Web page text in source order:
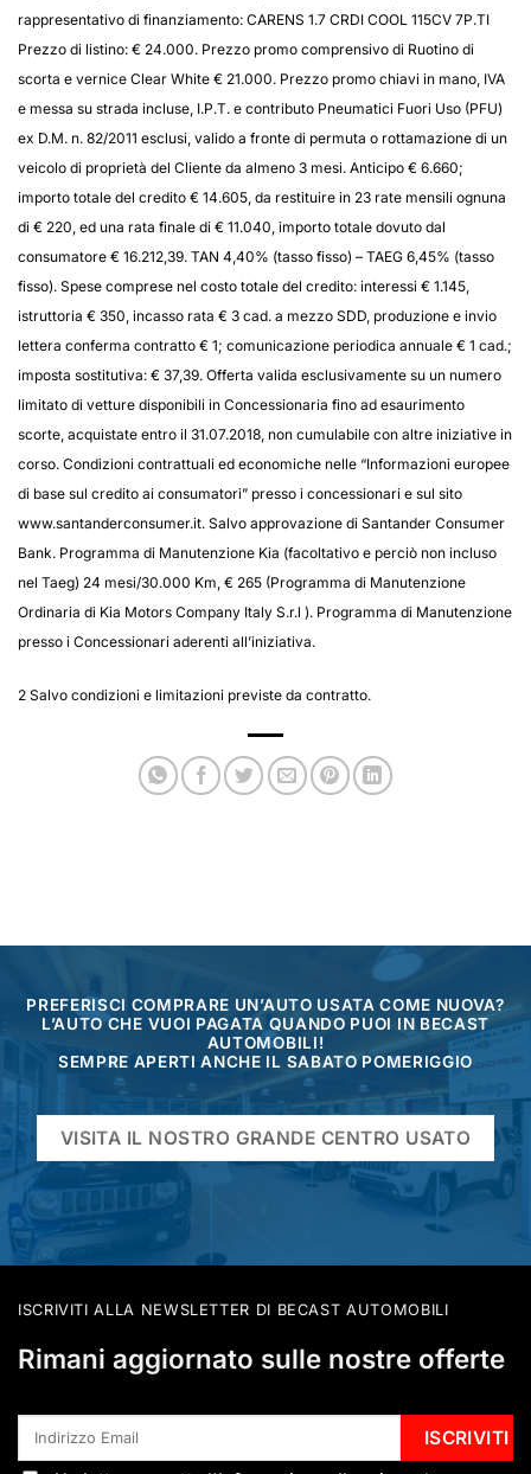
rappresentativo di finanziamento: CARENS 1.7 CRDI COOL 115CV 7P.TI
Prezzo di listino: € 24.000. Prezzo promo comprensivo di Ruotino di
scorta e vernice Clear White € 21.000. Prezzo promo chiavi in mano, IVA
e messa su strada incluse, I.P.T. e contributo Pneumatici Fuori Uso (PFU)
ex D.M. n. 82/2011 esclusi, valido a fronte di permuta o rottamazione di un
veicolo di proprietà del Cliente da almeno 3 mesi. Anticipo € 6.660;
importo totale del credito € 14.605, da restituire in 23 rate mensili ognuna
di € 220, ed una rata finale di € 11.040, importo totale dovuto dal
consumatore € 16.212,39. TAN 4,40% (tasso fisso) – TAEG 6,45% (tasso
fisso). Spese comprese nel costo totale del credito: interessi € 1.145,
istruttoria € 350, incasso rata € 3 cad. a mezzo SDD, produzione e invio
lettera conferma contratto € 1; comunicazione periodica annuale € 1 cad.;
imposta sostitutiva: € 37,39. Offerta valida esclusivamente su un numero
limitato di vetture disponibili in Concessionaria fino ad esaurimento
scorte, acquistate entro il 31.07.2018, non cumulabile con altre iniziative in
corso. Condizioni contrattuali ed economiche nelle “Informazioni europee
di base sul credito ai consumatori” presso i concessionari e sul sito
www.santanderconsumer.it. Salvo approvazione di Santander Consumer
Bank. Programma di Manutenzione Kia (facoltativo e perciò non incluso
nel Taeg) 24 mesi/30.000 Km, € 265 (Programma di Manutenzione
Ordinaria di Kia Motors Company Italy S.r.l ). Programma di Manutenzione
presso i Concessionari aderenti all’iniziativa.
2 Salvo condizioni e limitazioni previste da contratto.
PREFERISCI COMPRARE UN’AUTO USATA COME NUOVA?
L’AUTO CHE VUOI PAGATA QUANDO PUOI IN BECAST
AUTOMOBILI!
SEMPRE APERTI ANCHE IL SABATO POMERIGGIO
VISITA IL NOSTRO GRANDE CENTRO USATO
ISCRIVITI ALLA NEWSLETTER DI BECAST AUTOMOBILI
Rimani aggiornato sulle nostre offerte